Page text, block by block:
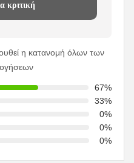
κριτική
η κατανομή όλων των
67%
33%
0%
0%
0%